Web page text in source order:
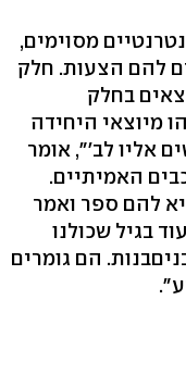
מסוימים,
להם הצעות. חלק
בחלק
מיוצאי היחידה
אומר לנו 'יש כאן ילד חזק, כדאי לשים אליו לב‭,"'‬ אומר
האמיתיים.
12 אבא הביא להם ספר ואמר
בגיל שכולנו
הם גומרים